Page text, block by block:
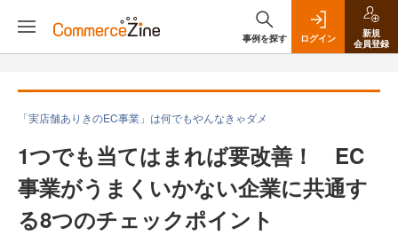
事例を探す ログイン
新規
会員登録
「実店舗ありきのEC事業」は何でもやんなきゃダメ
1つでも当てはまれば要改善！ EC
事業がうまくいかない企業に共通す
る8つのチェックポイント